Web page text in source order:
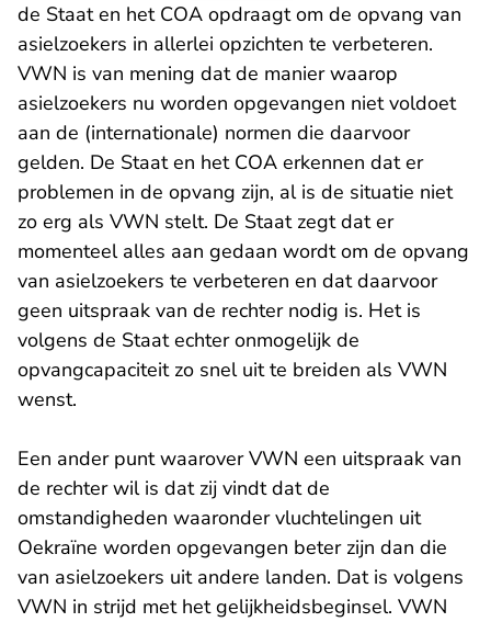
de Staat en het COA opdraagt om de opvang van
asielzoekers in allerlei opzichten te verbeteren.
VWN is van mening dat de manier waarop
asielzoekers nu worden opgevangen niet voldoet
aan de (internationale) normen die daarvoor
gelden. De Staat en het COA erkennen dat er
problemen in de opvang zijn, al is de situatie niet
zo erg als VWN stelt. De Staat zegt dat er
momenteel alles aan gedaan wordt om de opvang
van asielzoekers te verbeteren en dat daarvoor
geen uitspraak van de rechter nodig is. Het is
volgens de Staat echter onmogelijk de
opvangcapaciteit zo snel uit te breiden als VWN
wenst.
Een ander punt waarover VWN een uitspraak van
de rechter wil is dat zij vindt dat de
omstandigheden waaronder vluchtelingen uit
Oekraïne worden opgevangen beter zijn dan die
van asielzoekers uit andere landen. Dat is volgens
VWN in strijd met het gelijkheidsbeginsel. VWN